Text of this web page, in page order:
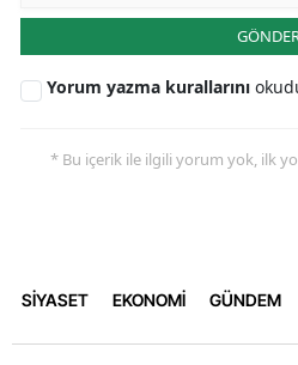
Yorum yazma kurallarını
* Bu içerik ile ilgili yorum yok, ilk
SİYASET EKONOMİ GÜNDEM